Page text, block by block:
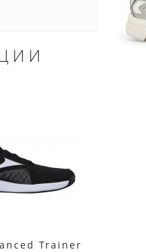
Trainer